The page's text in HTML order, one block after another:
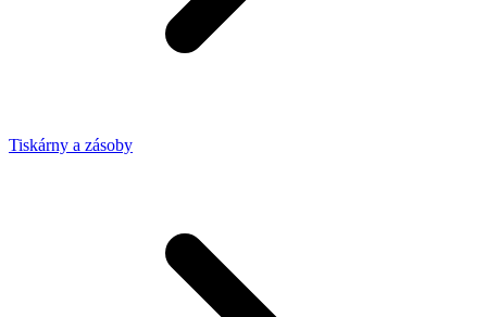
Tiskárny a zásoby